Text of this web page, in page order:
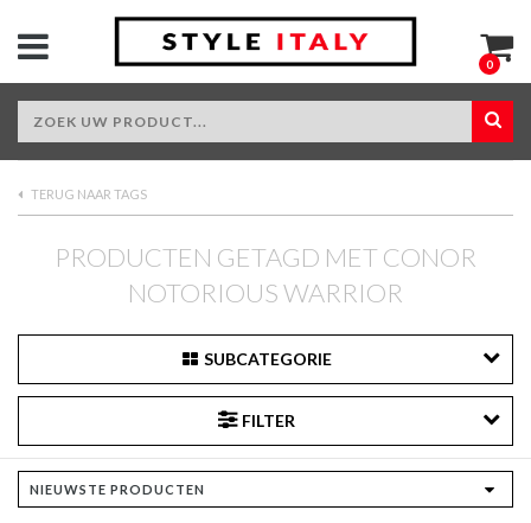
0
TERUG NAAR TAGS
PRODUCTEN GETAGD MET CONOR
NOTORIOUS WARRIOR
SUBCATEGORIE
FILTER